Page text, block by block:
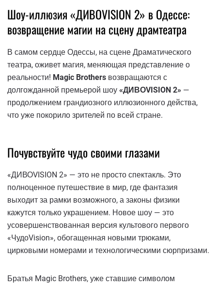
Шоу-иллюзия «ДИВОVISION 2» в Одессе:
возвращение магии на сцену драмтеатра
В самом сердце Одессы, на сцене Драматического
театра, оживет магия, меняющая представление о
реальности! Magic Brothers возвращаются с
долгожданной премьерой шоу «ДИВОVISION 2» —
продолжением грандиозного иллюзионного действа,
что уже покорило зрителей по всей стране.
Почувствуйте чудо своими глазами
«ДИВОVISION 2» — это не просто спектакль. Это
полноценное путешествие в мир, где фантазия
выходит за рамки возможного, а законы физики
кажутся только украшением. Новое шоу — это
усовершенствованная версия культового первого
«ЧудоVision», обогащенная новыми трюками,
цирковыми номерами и технологическими сюрпризами.
Братья Magic Brothers, уже ставшие символом